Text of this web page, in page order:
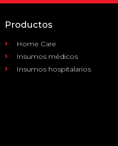
Productos
Home Care
Insumos médicos
Insumos hospitalarios